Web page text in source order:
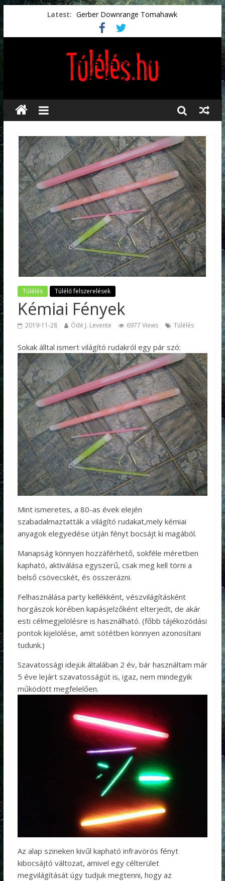
Latest: Gerber Downrange Tomahawk
Vészhelyzeti élelmiszerek
Svéd vészhelyzeti tájékoztató.
Vészhelyzetkezelés
Préselt törlőkendők
Túlélés Túlélő felszerelések
Kémiai Fények
2019-11-28 Ódé J. Levente 6977 Views Túlélés
Sokak álltal ismert világító rudakról egy pár szó:
Mint ismeretes, a 80-as évek elején
szabadalmaztatták a világító rudakat,mely kémiai
anyagok elegyedése útján fényt bocsájt ki magából.
Manapság könnyen hozzáférhető, sokféle méretben
kapható, aktiválása egyszerű, csak meg kell törni a
belső csövecskét, és összerázni.
Felhasználása party kellékként, vészvilágításként
horgászok körében kapásjelzőként elterjedt, de akár
esti célmegjelölésre is használható. (főbb tájékozódási
pontok kijelölése, amit sötétben könnyen azonosítani
tudunk.)
Szavatossági idejük általában 2 év, bár használtam már
5 éve lejárt szavatosságút is, igaz, nem mindegyik
működött megfelelően.
Az alap szineken kivűl kapható infravörös fényt
kibocsájtó változat, amivel egy célterület
megvilágítását úgy tudjuk megtenni, hogy az